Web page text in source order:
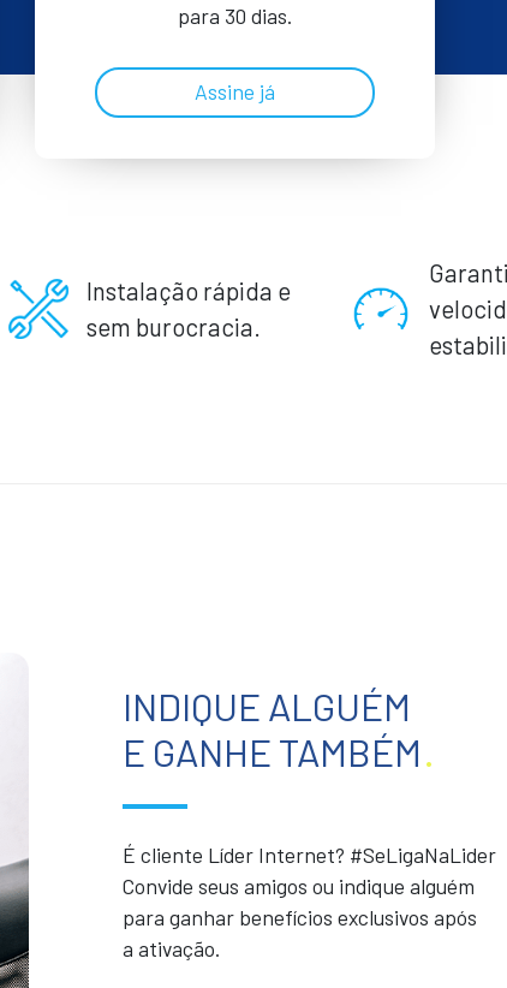
para 30 dias.
Assine já
Instalação rápida e
sem burocracia.
INDIQUE ALGUÉM
E GANHE TAMBÉM.
É cliente Líder Internet? #SeLigaNaLider
Convide seus amigos ou indique alguém
para ganhar benefícios exclusivos após
a ativação.